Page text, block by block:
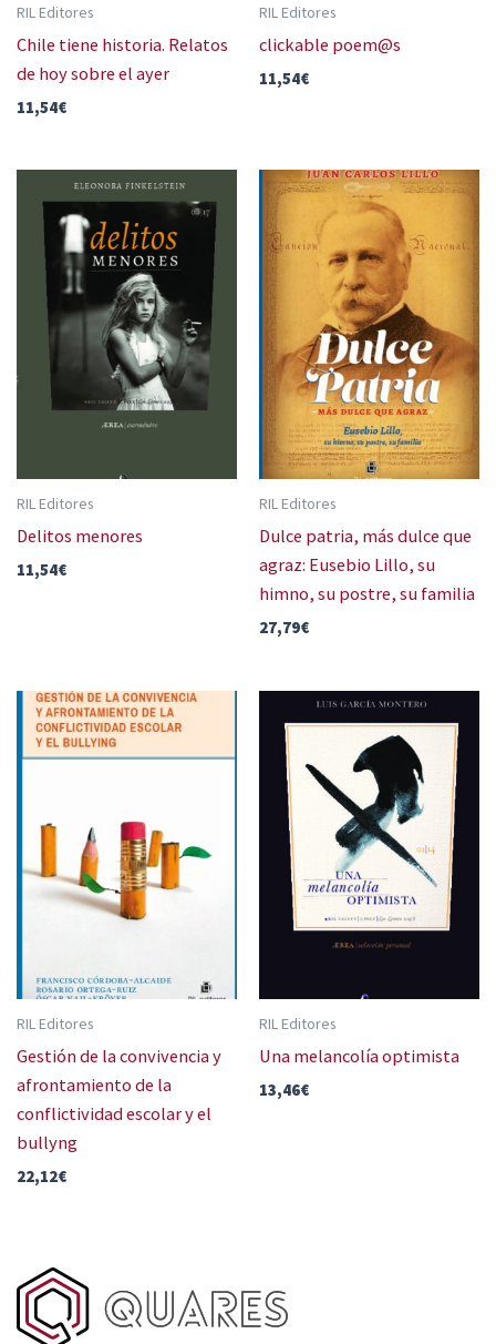
RIL Editores
Chile tiene historia. Relatos
de hoy sobre el ayer
11,54€
RIL Editores
clickable poem@s
11,54€
RIL Editores
Delitos menores
11,54€
RIL Editores
Dulce patria, más dulce que
agraz: Eusebio Lillo, su
himno, su postre, su familia
27,79€
RIL Editores
Gestión de la convivencia y
afrontamiento de la
conflictividad escolar y el
bullyng
22,12€
RIL Editores
Una melancolía optimista
13,46€